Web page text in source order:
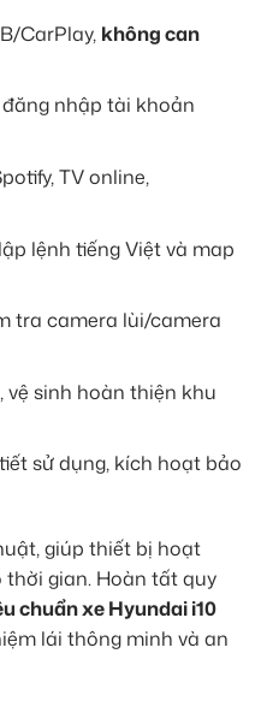
CarPlay, không can
nhập tài khoản
TV online,
lệnh tiếng Việt và map
tra camera lùi/camera
sinh hoàn thiện khu
sử dụng, kích hoạt bảo
giúp thiết bị hoạt
gian. Hoàn tất quy
chuẩn xe Hyundai i10
lái thông minh và an